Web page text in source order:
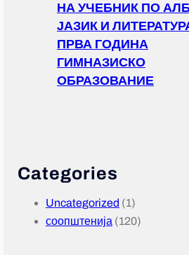
НА УЧЕБНИК ПО
ЈАЗИК И
ПРВА ГОДИНА
ГИМНАЗИСКО
ОБРАЗОВАНИЕ
Categories
Uncategorized (1)
соопштенија (120)